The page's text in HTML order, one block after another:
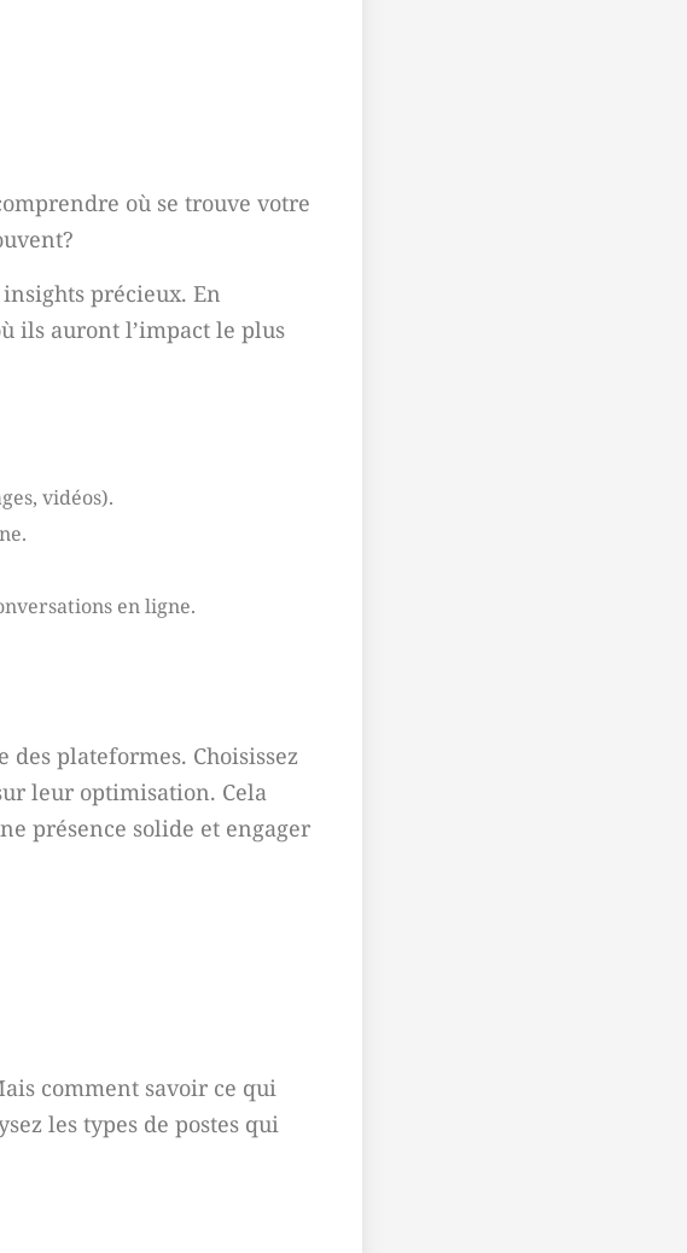
où se trouve votre
précieux. En
ils auront l’impact le plus
vidéos).
en ligne.
plateformes. Choisissez
leur optimisation. Cela
présence solide et engager
comment savoir ce qui
les types de postes qui